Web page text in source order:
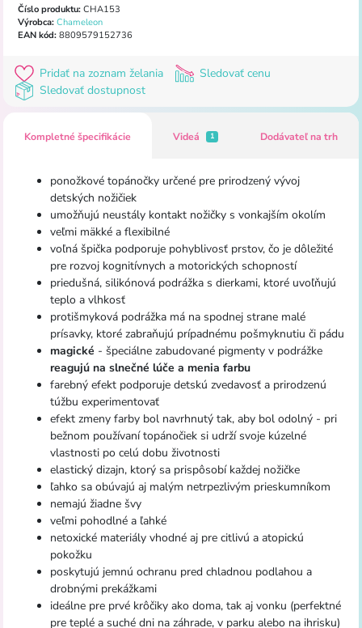
Číslo produktu:CHA153
Výrobca: Chameleon
EAN kód:8809579152736
Pridať na zoznam želania
Sledovať cenu
Sledovať dostupnost
Kompletné špecifikácie Videá 1 Dodávateľ na trh
ponožkové topánočky určené pre prirodzený vývoj
detských nožičiek
umožňujú neustály kontakt nožičky s vonkajším okolím
veľmi mäkké a flexibilné
voľná špička podporuje pohyblivosť prstov, čo je dôležité
pre rozvoj kognitívnych a motorických schopností
priedušná, silikónová podrážka s dierkami, ktoré uvoľňujú
teplo a vlhkosť
protišmyková podrážka má na spodnej strane malé
prísavky, ktoré zabraňujú prípadnému pošmyknutiu či pádu
magické - špeciálne zabudované pigmenty v podrážke
reagujú na slnečné lúče a menia farbu
farebný efekt podporuje detskú zvedavosť a prirodzenú
túžbu experimentovať
efekt zmeny farby bol navrhnutý tak, aby bol odolný - pri
bežnom používaní topánočiek si udrží svoje kúzelné
vlastnosti po celú dobu životnosti
elastický dizajn, ktorý sa prispôsobí každej nožičke
ľahko sa obúvajú aj malým netrpezlivým prieskumníkom
nemajú žiadne švy
veľmi pohodlné a ľahké
netoxické materiály vhodné aj pre citlivú a atopickú
pokožku
poskytujú jemnú ochranu pred chladnou podlahou a
drobnými prekážkami
ideálne pre prvé krôčiky ako doma, tak aj vonku (perfektné
pre teplé a suché dni na záhrade, v parku alebo na ihrisku)